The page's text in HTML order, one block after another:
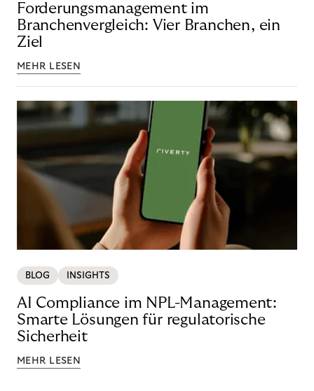
Forderungsmanagement im
Branchenvergleich: Vier Branchen, ein
Ziel
MEHR LESEN
BLOG INSIGHTS
AI Compliance im NPL-Management:
Smarte Lösungen für regulatorische
Sicherheit
MEHR LESEN